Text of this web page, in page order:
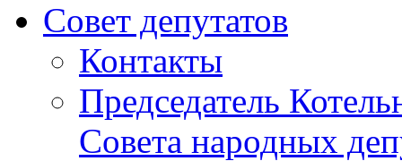
Совет депутатов
Контакты
Председатель
Совета народных